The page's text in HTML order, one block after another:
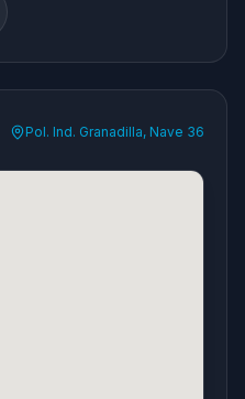
Pol. Ind. Granadilla, Nave 36